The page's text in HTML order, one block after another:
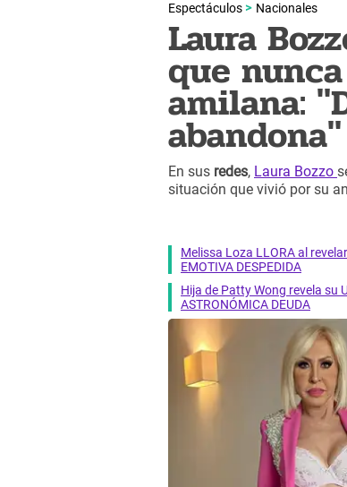
Espectáculos Nacionales
Laura
que
amilana:
abandona"
En sus redes, Laura Bozzo
situación que vivió por su
Melissa Loza LLORA al
EMOTIVA DESPEDIDA
Hija de Patty Wong revela su
ASTRONÓMICA DEUDA